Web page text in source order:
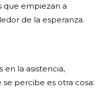
que empiezan a
de la esperanza.
la asistencia,
percibe es otra cosa: